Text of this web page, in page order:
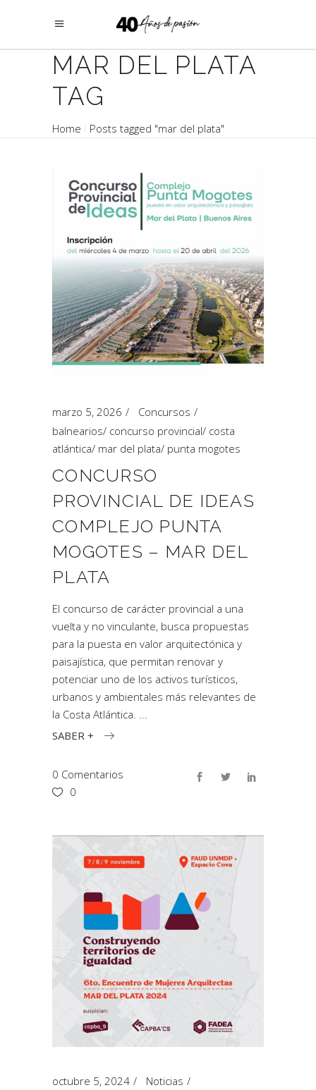
MAR DEL PLATA
TAG
Home Posts tagged "mar del plata"
marzo 5, 2026
Concursos
balnearios/ concurso provincial/ costa
atlántica/ mar del plata/ punta mogotes
CONCURSO
PROVINCIAL DE IDEAS
COMPLEJO PUNTA
MOGOTES – MAR DEL
PLATA
El concurso de carácter provincial a una
vuelta y no vinculante, busca propuestas
para la puesta en valor arquitectónica y
paisajística, que permitan renovar y
potenciar uno de los activos turísticos,
urbanos y ambientales más relevantes de
la Costa Atlántica.
SABER +
0 Comentarios
0
octubre 5, 2024
Noticias